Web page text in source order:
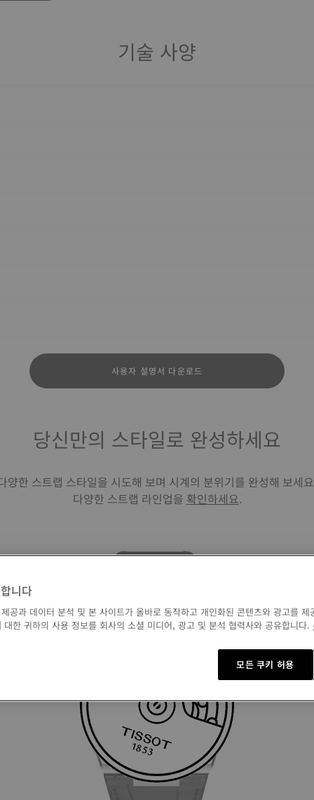
기술 사양
사용자 설명서 다운로드
당신만의 스타일로 완성하세요
양한 스트랩 스타일을 시도해 보며 시계의 분위기를 완성해 보세
다양한 스트랩 라인업을 확인하세요.
티쏘 정
포함)
블랙 호
더 보기
니다
공과 데이터 분석 및 본 사이트가 올바로 동작하고 개인화된 콘텐츠와 광고를
한 귀하의 사용 정보를 회사의 소셜 미디어, 광고 및 분석 협력사와 공유합니다.
모든 쿠키 허용